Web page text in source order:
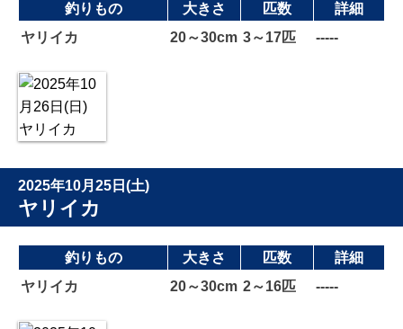
釣りもの 大きさ 匹数
詳細
ヤリイカ
20～30cm 3～17匹 -----
2025年10月25日(土)
ヤリイカ
釣りもの 大きさ 匹数
詳細
ヤリイカ
20～30cm 2～16匹 -----